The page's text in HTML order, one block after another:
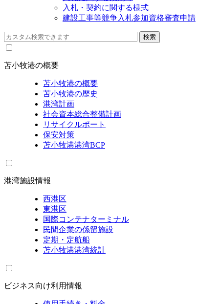
入札・契約に関する様式
建設工事等競争入札参加資格審査申請
苫小牧港の概要
苫小牧港の概要
苫小牧港の歴史
港湾計画
社会資本総合整備計画
リサイクルポート
保安対策
苫小牧港港湾BCP
港湾施設情報
西港区
東港区
国際コンテナターミナル
民間企業の係留施設
定期・定航船
苫小牧港港湾統計
ビジネス向け利用情報